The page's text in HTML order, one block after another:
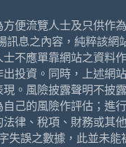
便流覽人士及只供作
訊息之內容，純粹該
不應單靠網站之資料
投資。同時，上述網
。風險披露聲明不披
己的風險作評估；進
律、稅項、財務或其
失誤之數據，此並未